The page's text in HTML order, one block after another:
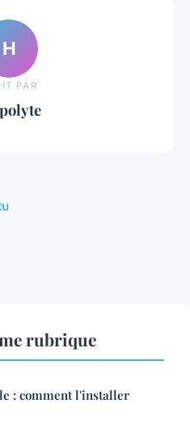
H
PAR
rubrique
: comment l'installer